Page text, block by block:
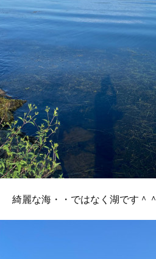
綺麗な海・・ではなく湖です＾＾